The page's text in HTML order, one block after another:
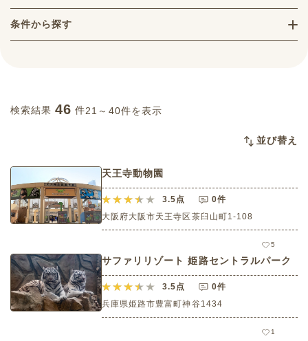
条件から探す
検索結果 46 件21～40件を表示
並び替え
天王寺動物園
3.5点
0件
大阪府大阪市天王寺区茶臼山町1-108
5
サファリリゾート 姫路セントラルパーク
3.5点
0件
兵庫県姫路市豊富町神谷1434
1